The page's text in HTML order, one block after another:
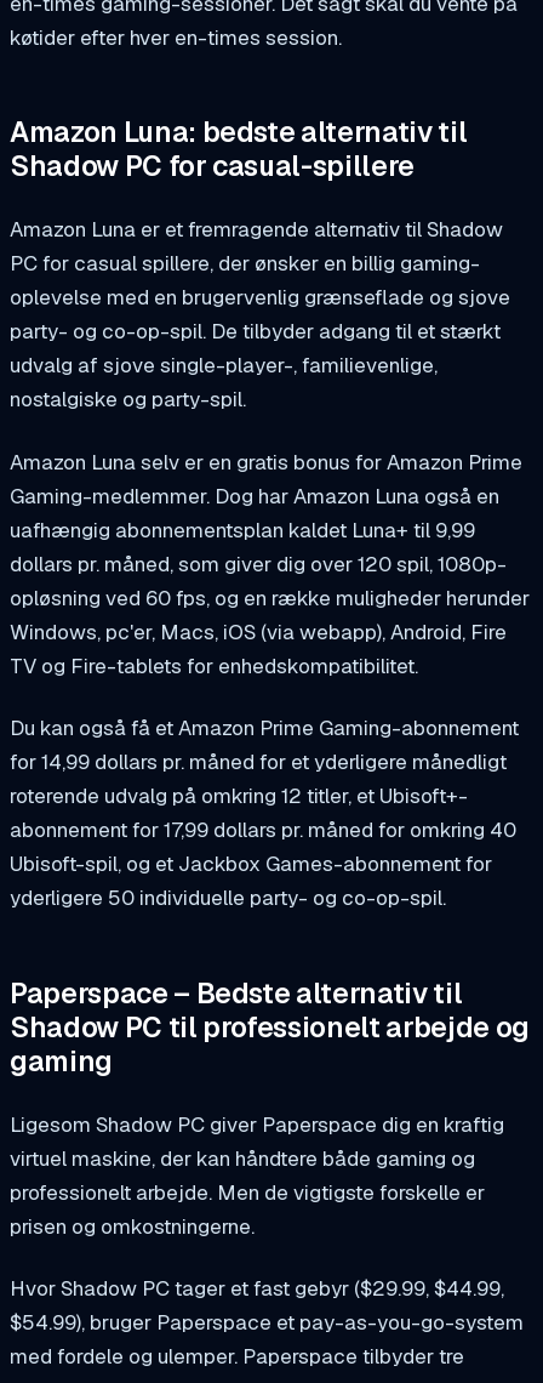
køtider efter hver en-times session.
Amazon Luna: bedste alternativ til
Shadow PC for casual-spillere
Amazon Luna er et fremragende alternativ til Shadow
PC for casual spillere, der ønsker en billig gaming-
oplevelse med en brugervenlig grænseflade og sjove
party- og co-op-spil. De tilbyder adgang til et stærkt
udvalg af sjove single-player-, familievenlige,
nostalgiske og party-spil.
Amazon Luna selv er en gratis bonus for Amazon Prime
Gaming-medlemmer. Dog har Amazon Luna også en
uafhængig abonnementsplan kaldet Luna+ til 9,99
dollars pr. måned, som giver dig over 120 spil, 1080p-
opløsning ved 60 fps, og en række muligheder herunder
Windows, pc'er, Macs, iOS (via webapp), Android, Fire
TV og Fire-tablets for enhedskompatibilitet.
Du kan også få et Amazon Prime Gaming-abonnement
for 14,99 dollars pr. måned for et yderligere månedligt
roterende udvalg på omkring 12 titler, et Ubisoft+-
abonnement for 17,99 dollars pr. måned for omkring 40
Ubisoft-spil, og et Jackbox Games-abonnement for
yderligere 50 individuelle party- og co-op-spil.
Paperspace – Bedste alternativ til
Shadow PC til professionelt arbejde og
gaming
Ligesom Shadow PC giver Paperspace dig en kraftig
virtuel maskine, der kan håndtere både gaming og
professionelt arbejde. Men de vigtigste forskelle er
prisen og omkostningerne.
Hvor Shadow PC tager et fast gebyr ($29.99, $44.99,
$54.99), bruger Paperspace et pay-as-you-go-system
med fordele og ulemper. Paperspace tilbyder tre